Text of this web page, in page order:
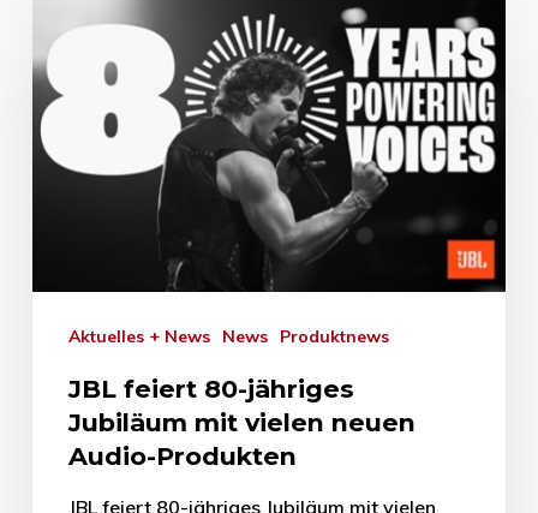
Aktuelles + News News Produktnews
JBL feiert 80-jähriges
Jubiläum mit vielen neuen
Audio-Produkten
JBL feiert 80-jähriges Jubiläum mit vielen